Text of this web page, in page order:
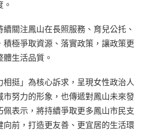
關注鳳山在長照服務、育兒公托、
積極爭取資源、落實政策，讓政策更
生活品質。
相挺」為核心訴求，呈現女性政治人
市努力的形象，也傳遞對鳳山未來發
佩表示，將持續爭取更多鳳山市民支
向前，打造更友善、更宜居的生活環